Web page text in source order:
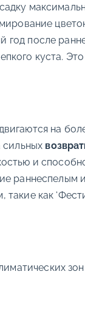
после
куста.
на
сильных
и
как